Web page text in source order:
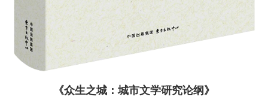
《众生之城：城市文学研究论纲》